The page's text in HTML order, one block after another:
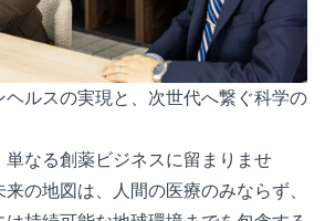
ヘルスの実現と、次世代へ繋ぐ科学の
単なる創薬ビジネスに留まりませ
の地図は、人間の医療のみならず、